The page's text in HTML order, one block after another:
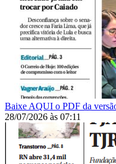
Baixe AQUI o PDF da
28/07/2026 às 07:11